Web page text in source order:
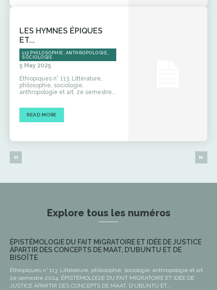
LES HYMNES ÉPIQUES
ET...
113 PHILOSOPHIE, ANTHROPOLOGIE,
SOCIOLOGIE
5 May 2025
Éthiopiques n° 113. Littérature,
philosophie, sociologie,
anthropologie et art. 2e semestre...
READ MORE
Explore tous les numéros
ÉPISTÉMOLOGIE DU FAIT MIGRATOIRE ET IDÉE DE JUSTICE
ÀPARTIR DES CONCEPTS DE MAAT, D’UBUNTU ET DE
BISOÏTE
Éthiopiques n° 113. Littérature, philosophie, sociologie, anthropologie et art.
2e semestre 2024. ÉPISTÉMOLOGIE DU FAIT MIGRATOIRE ET IDÉE DE
JUSTICE ÀPARTIR DES CONCEPTS DE MAAT, D'UBUNTU ET...